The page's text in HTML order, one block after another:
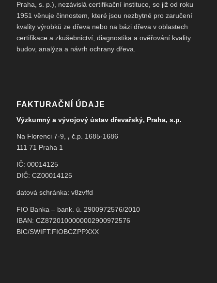
Praha, s. p.), nezávislá certifikační instituce, se již od roku
1951 věnuje činnostem, které jsou nezbytné pro zaručení
kvality výrobků ze dřeva nebo na bázi dřeva v oblastech
certifikace a zkušebnictví, diagnostika a ověřování kvality
budov, analýza a návrh ochrany dřeva.
FAKTURAČNÍ ÚDAJE
Výzkumný a vývojový ústav dřevařský, Praha, s.p.
Na Florenci 7-9, , č.p. 1685-1686
111 71 Praha 1
IČ: 00014125
DIČ: CZ00014125
datová schránka: v8zvffd
FIO Banka – bank. ú. 2900972576/2010
IBAN: CZ8720100000002900972576
BIC/SWIFT:FIOBCZPPXXX